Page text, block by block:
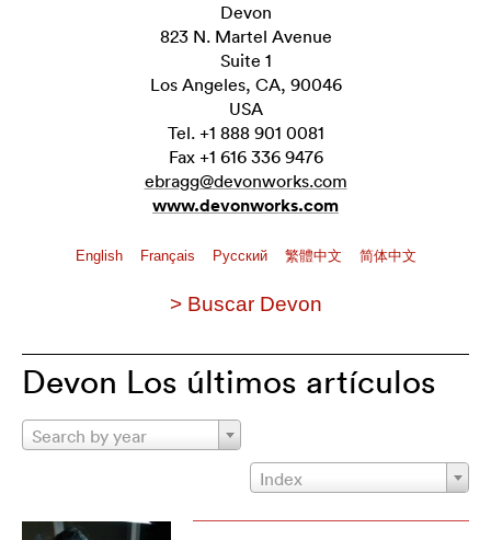
Devon
823 N. Martel Avenue
Suite 1
Los Angeles, CA, 90046
USA
Tel. +1 888 901 0081
Fax +1 616 336 9476
ebragg@devonworks.com
www.devonworks.com
English Français Pусский 繁體中文 简体中文
> Buscar Devon
Devon Los últimos artículos
Search by year
Index